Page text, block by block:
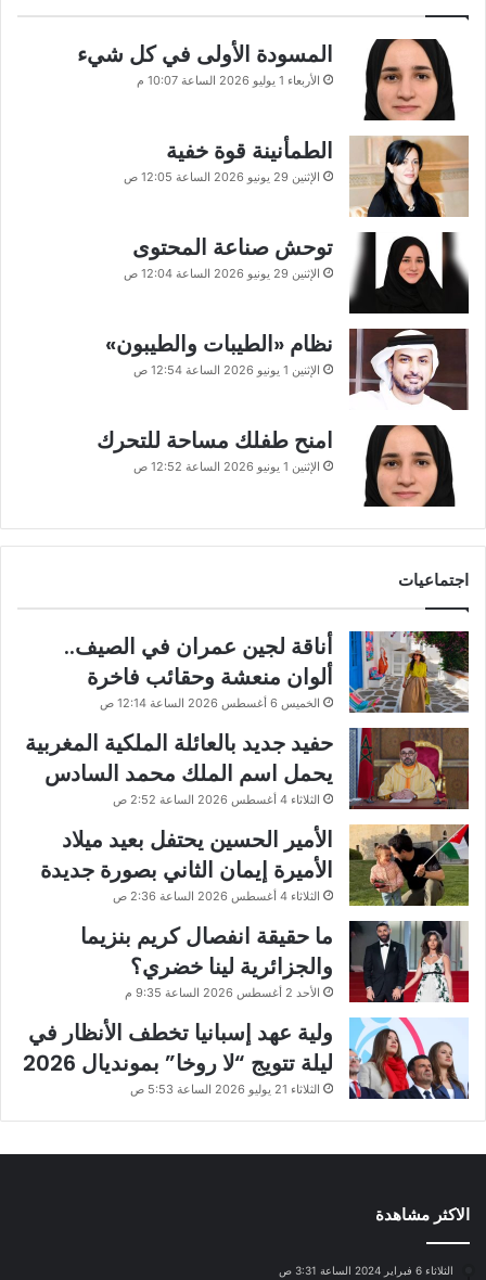
المسودة الأولى في كل شيء
الأربعاء 1 يوليو 2026 الساعة 10:07 م
الطمأنينة قوة خفية
الإثنين 29 يونيو 2026 الساعة 12:05 ص
توحش صناعة المحتوى
الإثنين 29 يونيو 2026 الساعة 12:04 ص
نظام «الطيبات والطيبون»
الإثنين 1 يونيو 2026 الساعة 12:54 ص
امنح طفلك مساحة للتحرك
الإثنين 1 يونيو 2026 الساعة 12:52 ص
اجتماعيات
أناقة لجين عمران في الصيف..
ألوان منعشة وحقائب فاخرة
الخميس 6 أغسطس 2026 الساعة 12:14 ص
حفيد جديد بالعائلة الملكية المغربية
يحمل اسم الملك محمد السادس
الثلاثاء 4 أغسطس 2026 الساعة 2:52 ص
الأمير الحسين يحتفل بعيد ميلاد
الأميرة إيمان الثاني بصورة جديدة
الثلاثاء 4 أغسطس 2026 الساعة 2:36 ص
ما حقيقة انفصال كريم بنزيما
والجزائرية لينا خضري؟
الأحد 2 أغسطس 2026 الساعة 9:35 م
ولية عهد إسبانيا تخطف الأنظار في
ليلة تتويج “لا روخا” بمونديال 2026
الثلاثاء 21 يوليو 2026 الساعة 5:53 ص
الاكثر مشاهدة
الثلاثاء 6 فبراير 2024 الساعة 3:31 ص